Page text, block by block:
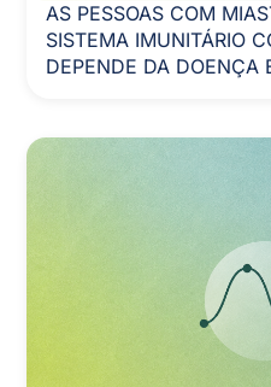
AS PESSOAS COM
SISTEMA IMUNITÁRIO
DEPENDE DA DOENÇA